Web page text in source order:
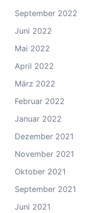
September 2022
Juni 2022
Mai 2022
April 2022
März 2022
Februar 2022
Januar 2022
Dezember 2021
November 2021
Oktober 2021
September 2021
Juni 2021